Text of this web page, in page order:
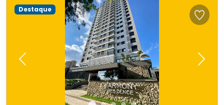
Previous Next
Destaque